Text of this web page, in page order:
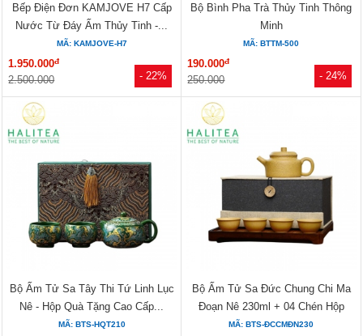
- 22%
Bếp Điện Đơn KAMJOVE H7 Cấp
Nước Từ Đáy Ấm Thủy Tinh -...
MÃ: KAMJOVE-H7
1.950.000đ
2.500.000 - 24%
Bộ Bình Pha Trà Thủy Tinh Thông
Minh
MÃ: BTTM-500
190.000đ
250.000
Bộ Ấm Tử Sa Tây Thi Tứ Linh Lục
Nê - Hộp Quà Tặng Cao Cấp...
MÃ: BTS-HQT210
Bộ Ấm Tử Sa Đức Chung Chi Ma
Đoạn Nê 230ml + 04 Chén Hộp
Thổ...
MÃ: BTS-ĐCCMĐN230